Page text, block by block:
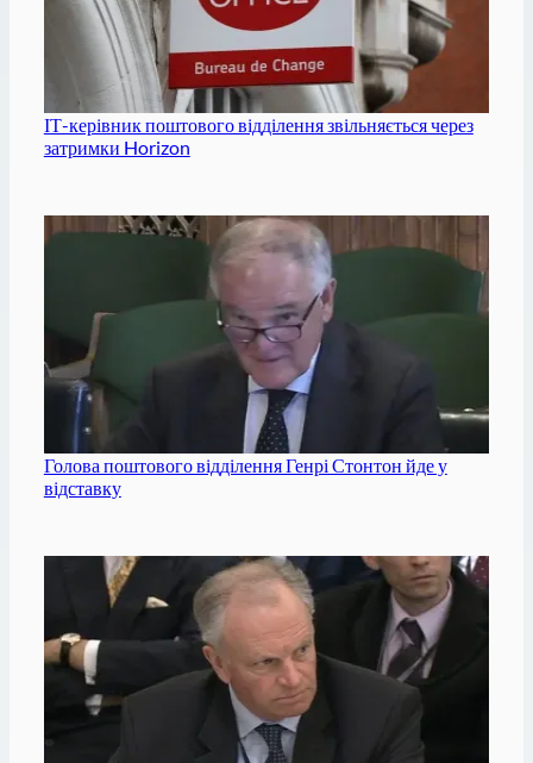
ІТ-керівник поштового відділення звільняється через
затримки Horizon
Голова поштового відділення Генрі Стонтон йде у
відставку